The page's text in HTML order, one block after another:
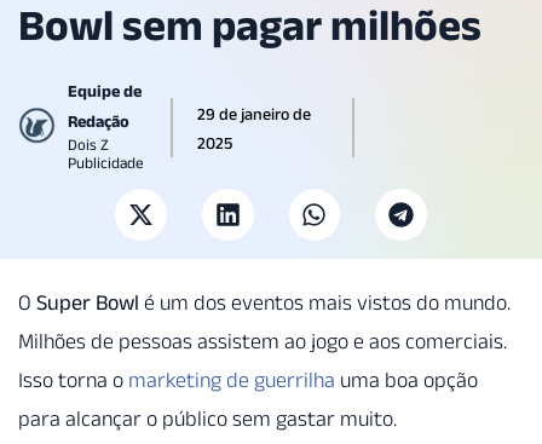
Bowl sem pagar milhões
Equipe de
Redação
Dois Z
Publicidade
29 de janeiro de
2025
O Super Bowl é um dos eventos mais vistos do mundo.
Milhões de pessoas assistem ao jogo e aos comerciais.
Isso torna o marketing de guerrilha uma boa opção
para alcançar o público sem gastar muito.